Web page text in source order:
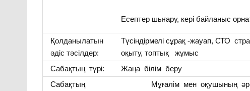
Есептер шығару, кері байланыс
Қолданылатын
әдіс тәсілдер:
Түсіндірмелі сұрақ -жауап, СТО
оқыту, топтық жұмыс
Сабақтың түрі:
Жаңа білім беру
Сабақтың
Мұғалім мен оқушының